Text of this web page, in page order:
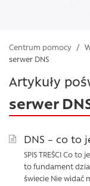
Centrum pomocy /
serwer DNS
Artykuły
serwer
DNS – co to
SPIS TREŚCI Co
to fundament
świecie Nie widać